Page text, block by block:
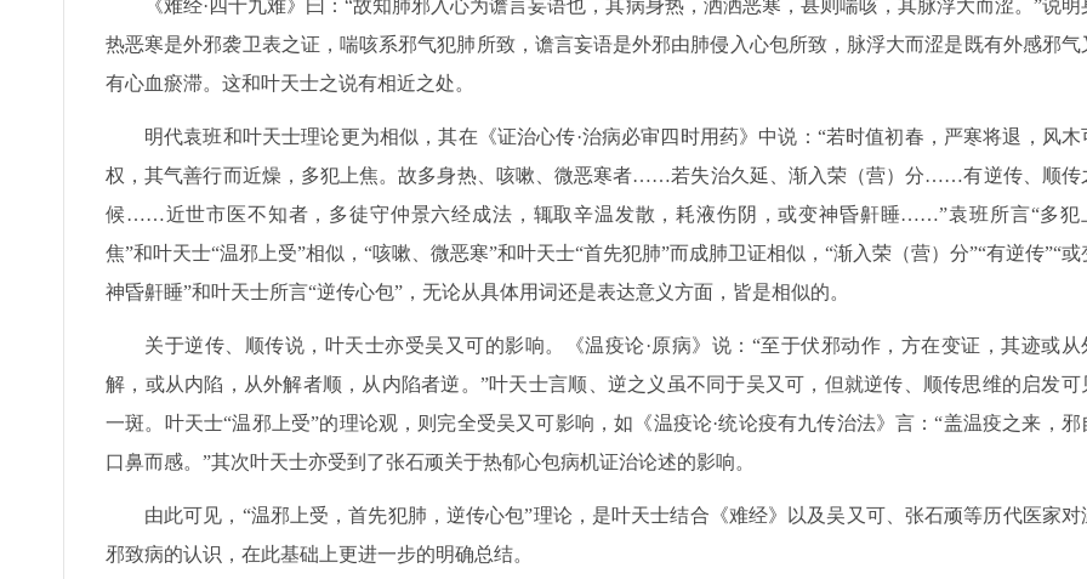
《难经·四十九难》曰：“故知肺邪入心为谵言妄语也，其病身热，洒洒恶寒，甚则喘咳，其脉浮大而涩。”说明
热恶寒是外邪袭卫表之证，喘咳系邪气犯肺所致，谵言妄语是外邪由肺侵入心包所致，脉浮大而涩是既有外感邪气
有心血瘀滞。这和叶天士之说有相近之处。
明代袁班和叶天士理论更为相似，其在《证治心传·治病必审四时用药》中说：“若时值初春，严寒将退，风木
权，其气善行而近燥，多犯上焦。故多身热、咳嗽、微恶寒者……若失治久延、渐入荣（营）分……有逆传、顺传
候……近世市医不知者，多徒守仲景六经成法，辄取辛温发散，耗液伤阴，或变神昏鼾睡……”袁班所言“多犯
焦”和叶天士“温邪上受”相似，“咳嗽、微恶寒”和叶天士“首先犯肺”而成肺卫证相似，“渐入荣（营）分”“有逆传”“或
神昏鼾睡”和叶天士所言“逆传心包”，无论从具体用词还是表达意义方面，皆是相似的。
关于逆传、顺传说，叶天士亦受吴又可的影响。《温疫论·原病》说：“至于伏邪动作，方在变证，其迹或从
解，或从内陷，从外解者顺，从内陷者逆。”叶天士言顺、逆之义虽不同于吴又可，但就逆传、顺传思维的启发可
一斑。叶天士“温邪上受”的理论观，则完全受吴又可影响，如《温疫论·统论疫有九传治法》言：“盖温疫之来，邪
口鼻而感。”其次叶天士亦受到了张石顽关于热郁心包病机证治论述的影响。
由此可见，“温邪上受，首先犯肺，逆传心包”理论，是叶天士结合《难经》以及吴又可、张石顽等历代医家对
邪致病的认识，在此基础上更进一步的明确总结。